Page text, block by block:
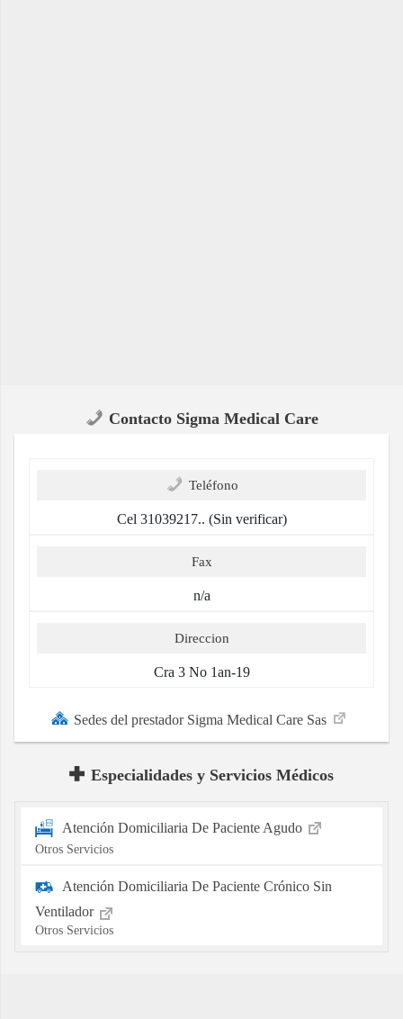
Contacto Sigma Medical Care
Teléfono
Cel 31039217.. (Sin verificar)
Fax
n/a
Direccion
Cra 3 No 1an-19
Sedes del prestador Sigma Medical Care Sas
Especialidades y Servicios Médicos
Atención Domiciliaria De Paciente Agudo
Otros Servicios
Atención Domiciliaria De Paciente Crónico Sin
Ventilador
Otros Servicios